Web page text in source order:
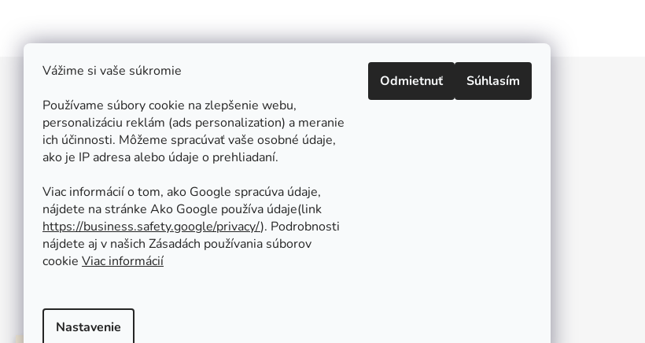
Vážime si vaše súkromie
Používame súbory cookie na zlepšenie webu,
personalizáciu reklám (ads personalization) a meranie
ich účinnosti. Môžeme spracúvať vaše osobné údaje,
ako je IP adresa alebo údaje o prehliadaní.
Viac informácií o tom, ako Google spracúva údaje,
nájdete na stránke Ako Google používa údaje(link
https://business.safety.google/privacy/⁩). Podrobnosti
nájdete aj v našich Zásadách používania súborov
cookie Viac informácií
Nastavenie
Odmietnuť Súhlasím
Štefan Široký - Kovoinox
Cukrová 10
917 01 Trnava
Slovensko
IČ: 37 571 451
IČ DPH: SK 1020347779
Po-Pa: 08:00 - 12:00 13:00 - 16:30
So - Ne : ZATVORENÉ
Tel.: +421 950 427 860
obchod@kovoinox.sk